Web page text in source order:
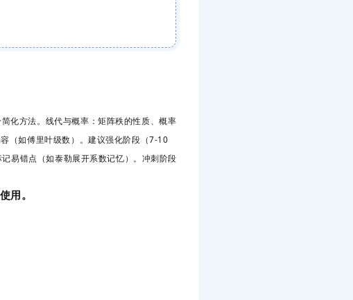
化方法。 线代与概率 ：矩阵秩的性质、概率
（如傅里叶级数）。建议强化阶段（7-10
易错点（如泰勒展开系数记忆）。冲刺阶段
用。